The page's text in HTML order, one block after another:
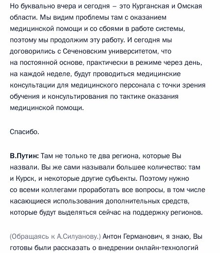
Но буквально вчера и сегодня – это Курганская и Омская
области. Мы видим проблемы там с оказанием
медицинской помощи и со сбоями в работе системы,
поэтому мы продолжим эту работу. И сегодня мы
договорились с Сеченовским университетом, что
на постоянной основе, практически в режиме через день,
на каждой неделе, будут проводиться медицинские
консультации для медицинского персонала с точки зрения
обучения и консультирования по тактике оказания
медицинской помощи.
Спасибо.
В.Путин: Там не только те два региона, которые Вы
назвали. Вы же сами называли большее количество: там
и Курск, и некоторые другие субъекты. Поэтому нужно
со всеми коллегами проработать все вопросы, в том числе
касающиеся использования дополнительных средств,
которые будут выделяться сейчас на поддержку регионов.
(Обращаясь к А.Силуанову.) Антон Германович, я знаю, Вы
готовы были рассказать о внедрении онлайн‑технологий